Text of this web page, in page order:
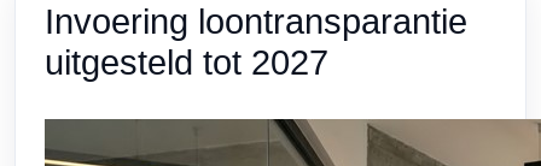
Invoering loontransparantie
uitgesteld tot 2027